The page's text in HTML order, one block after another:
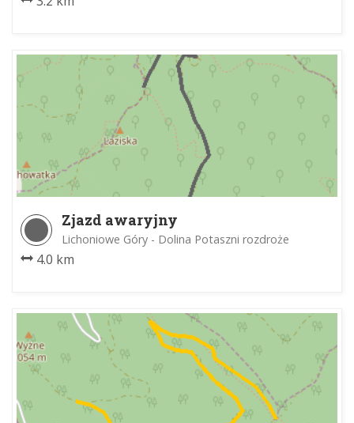
Zjazd awaryjny
Lichoniowe Góry - Dolina Potaszni rozdroże
4.0 km